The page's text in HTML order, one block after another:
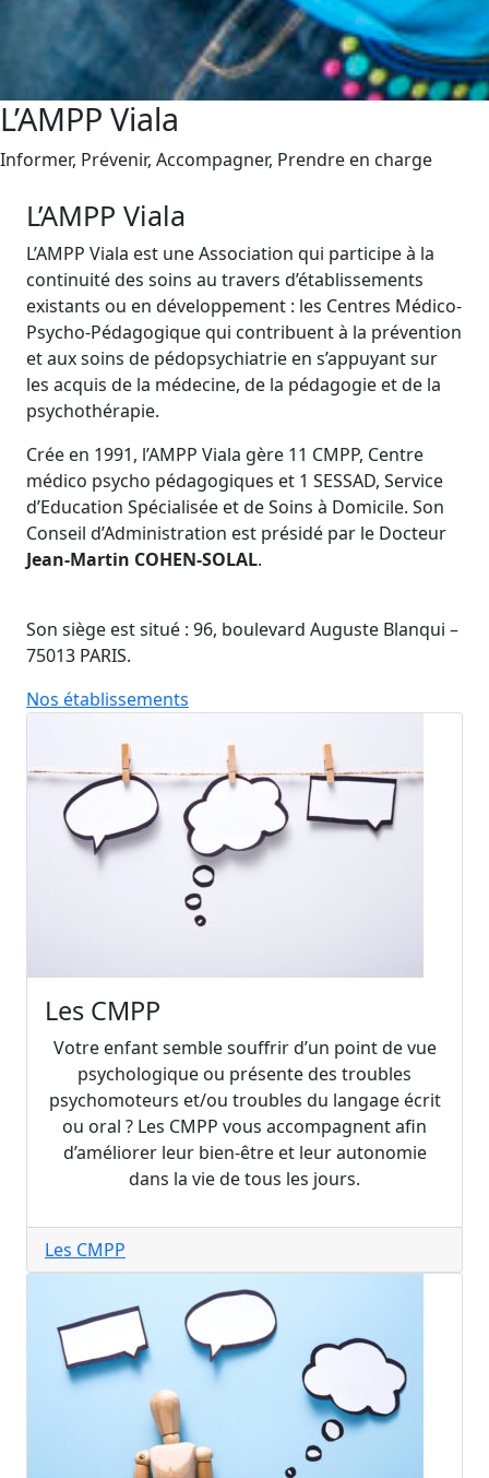
L’AMPP Viala
Informer, Prévenir, Accompagner, Prendre en charge
L’AMPP Viala
L’AMPP Viala est une Association qui participe à la
continuité des soins au travers d’établissements
existants ou en développement : les Centres Médico-
Psycho-Pédagogique qui contribuent à la prévention
et aux soins de pédopsychiatrie en s’appuyant sur
les acquis de la médecine, de la pédagogie et de la
psychothérapie.
Crée en 1991, l’AMPP Viala gère 11 CMPP, Centre
médico psycho pédagogiques et 1 SESSAD, Service
d’Education Spécialisée et de Soins à Domicile. Son
Conseil d’Administration est présidé par le Docteur
Jean-Martin COHEN-SOLAL.
Son siège est situé : 96, boulevard Auguste Blanqui –
75013 PARIS.
Nos établissements
Les CMPP
Votre enfant semble souffrir d’un point de vue
psychologique ou présente des troubles
psychomoteurs et/ou troubles du langage écrit
ou oral ? Les CMPP vous accompagnent afin
d’améliorer leur bien-être et leur autonomie
dans la vie de tous les jours.
Les CMPP